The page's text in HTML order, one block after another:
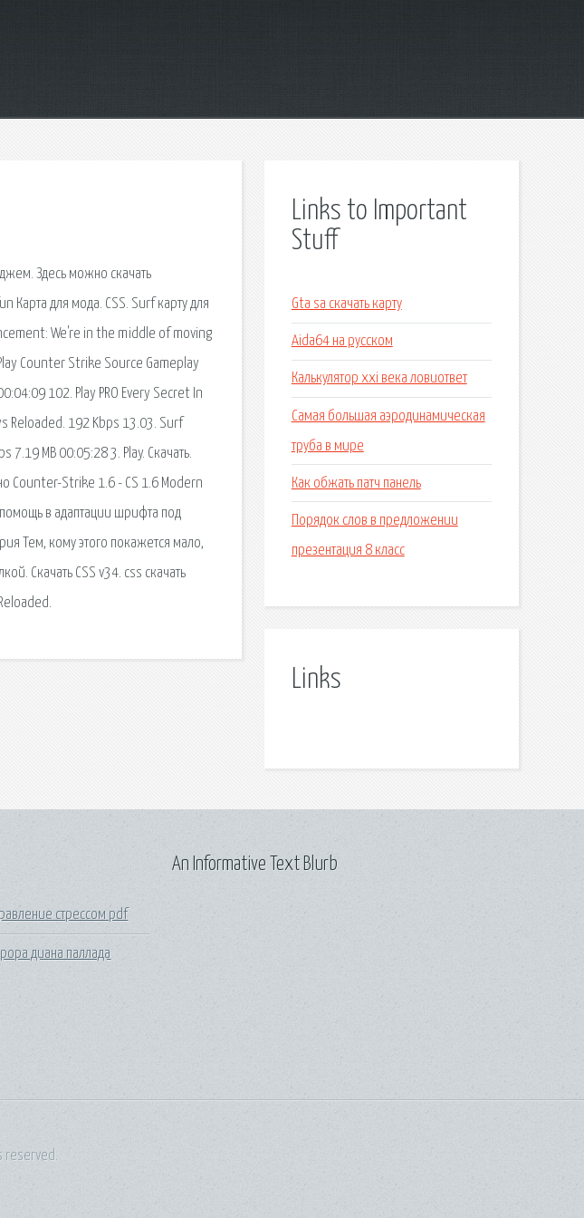
Здесь можно скачать
Карта для мода. CSS. Surf карту для
We're in the middle of moving
Counter Strike Source Gameplay
102. Play PRO Every Secret In
Reloaded. 192 Kbps 13.03. Surf
7.19 MB 00:05:28 3. Play. Скачать.
Counter-Strike 1.6 - CS 1.6 Modern
в адаптации шрифта под
Тем, кому этого покажется мало,
Скачать CSS v34. css скачать
Links to Important
Stuff
Gta sa скачать карту
Aida64 на русском
Калькулятор xxi века ловиответ
Самая большая аэродинамическая
труба в мире
Как обжать патч панель
Порядок слов в предложении
презентация 8 класс
Links
стрессом pdf
диана паллада
An Informative Text Blurb
reserved.